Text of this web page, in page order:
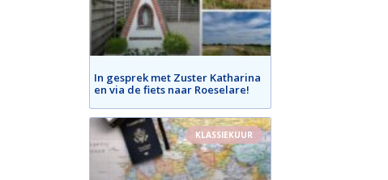
In gesprek met Zuster Katharina
en via de fiets naar Roeselare!
KLASSIEKUUR